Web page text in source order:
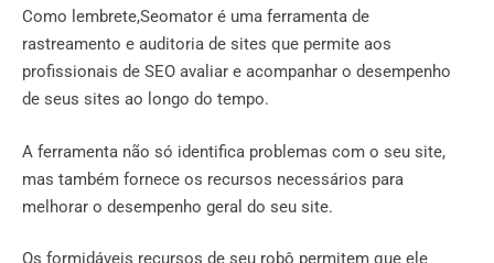
Como lembrete,Seomator é uma ferramenta de
rastreamento e auditoria de sites que permite aos
profissionais de SEO avaliar e acompanhar o desempenho
de seus sites ao longo do tempo.
A ferramenta não só identifica problemas com o seu site,
mas também fornece os recursos necessários para
melhorar o desempenho geral do seu site.
Os formidáveis ​​recursos de seu robô permitem que ele